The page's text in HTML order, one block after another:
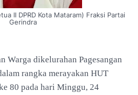
II DPRD Kota Mataram) Fraksi Partai
Gerindra
Warga dikelurahan Pagesangan
rangka merayakan HUT
80 pada hari Minggu, 24